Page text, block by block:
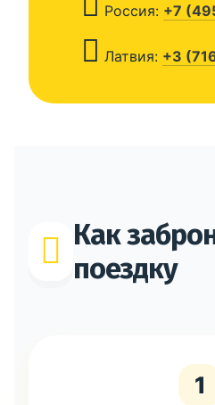
Россия: +7
Латвия: +3
Как
поездку
1